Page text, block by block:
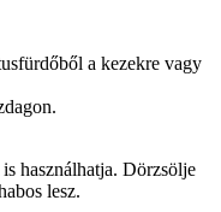
a kezekre vagy
használhatja. Dörzsölje
lesz.